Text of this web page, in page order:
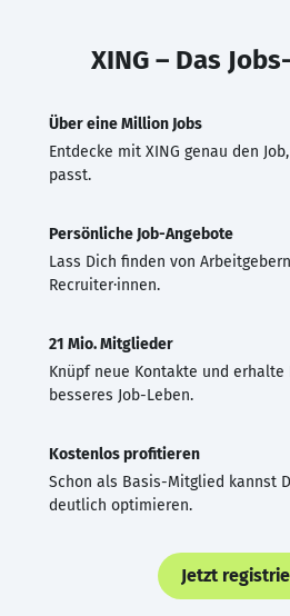
XING – Das
Über eine Million Jobs
Entdecke mit XING genau den
passt.
Persönliche Job-Angebote
Lass Dich finden von
Recruiter·innen.
21 Mio. Mitglieder
Knüpf neue Kontakte und
besseres Job-Leben.
Kostenlos profitieren
Schon als Basis-Mitglied kannst
deutlich optimieren.
Jetzt